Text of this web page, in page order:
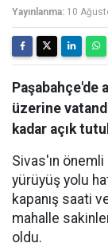
Yayınlanma: 10
Paşabahçe'de
üzerine
kadar açık
Sivas'ın
yürüyüş yolu
kapanış saati
mahalle
oldu.